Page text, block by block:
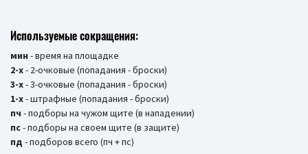
Используемые сокращения:
мин - время на площадке
2-х- 2-очковые (попадания - броски)
3-х- 3-очковые (попадания - броски)
1-х- штрафные (попадания - броски)
пч - подборы на чужом щите (в нападении)
пс- подборы на своем щите (в защите)
пд - подборов всего (пч + пс)